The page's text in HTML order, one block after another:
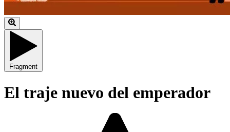
Fragment
El traje nuevo del emperador